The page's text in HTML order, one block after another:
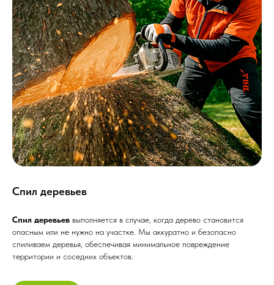
Спил деревьев
Спил деревьев выполняется в случае, когда дерево становится
опасным или не нужно на участке. Мы аккуратно и безопасно
спиливаем деревья, обеспечивая минимальное повреждение
территории и соседних объектов.